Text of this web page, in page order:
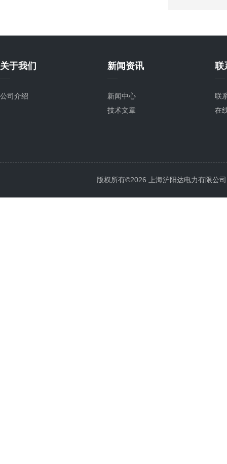
关于我们
公司介绍
新闻资讯
新闻中心
技术文章
联
联
在
版权所有©2026 上海沪阳达电力有限公